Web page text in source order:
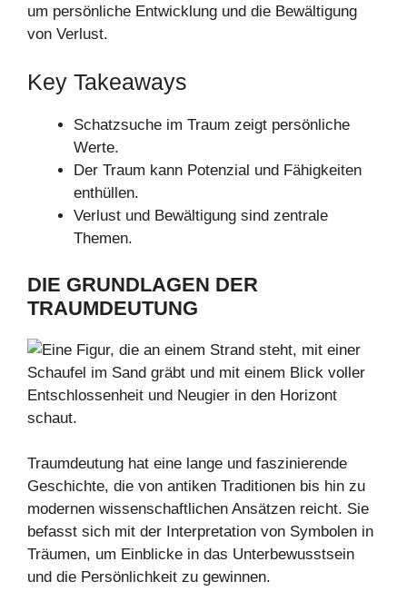
um persönliche Entwicklung und die Bewältigung
von Verlust.
Key Takeaways
Schatzsuche im Traum zeigt persönliche
Werte.
Der Traum kann Potenzial und Fähigkeiten
enthüllen.
Verlust und Bewältigung sind zentrale
Themen.
DIE GRUNDLAGEN DER
TRAUMDEUTUNG
Traumdeutung hat eine lange und faszinierende
Geschichte, die von antiken Traditionen bis hin zu
modernen wissenschaftlichen Ansätzen reicht. Sie
befasst sich mit der Interpretation von Symbolen in
Träumen, um Einblicke in das Unterbewusstsein
und die Persönlichkeit zu gewinnen.